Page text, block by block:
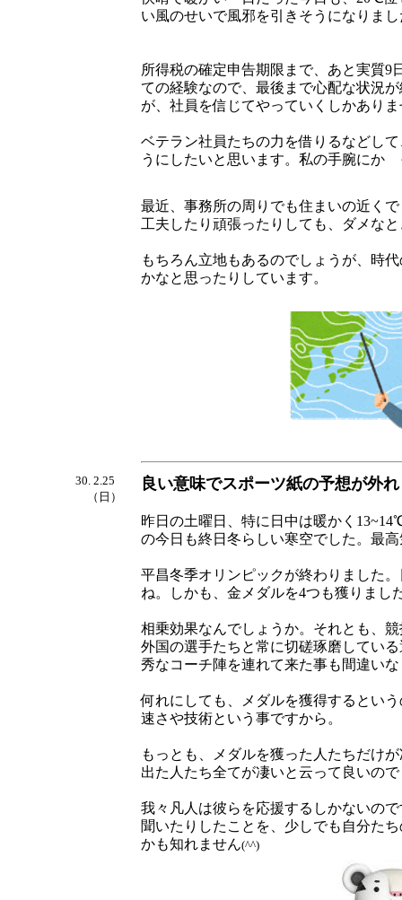
い風のせいで風邪を引きそうになりまし
所得税の確定申告期限まで、あと実質
ての経験なので、最後まで心配な状況
が、社員を信じてやっていくしかあり
ベテラン社員たちの力を借りるなどし
うにしたいと思います。私の手腕にか
最近、事務所の周りでも住まいの近く
工夫したり頑張ったりしても、ダメな
もちろん立地もあるのでしょうが、時
かなと思ったりしています。
30. 2.25
（日）
良い意味でスポーツ紙の予想が外
昨日の土曜日、特に日中は暖かく
の今日も終日冬らしい寒空でした。最
平昌冬季オリンピックが終わりました
ね。しかも、金メダルを4つも獲りまし
相乗効果なんでしょうか。それとも、
外国の選手たちと常に切磋琢磨してい
秀なコーチ陣を連れて来た事も間違い
何れにしても、メダルを獲得するとい
速さや技術という事ですから。
もっとも、メダルを獲った人たちだけ
出た人たち全てが凄いと云って良いの
我々凡人は彼らを応援するしかないの
聞いたりしたことを、少しでも自分た
かも知れません(^^)